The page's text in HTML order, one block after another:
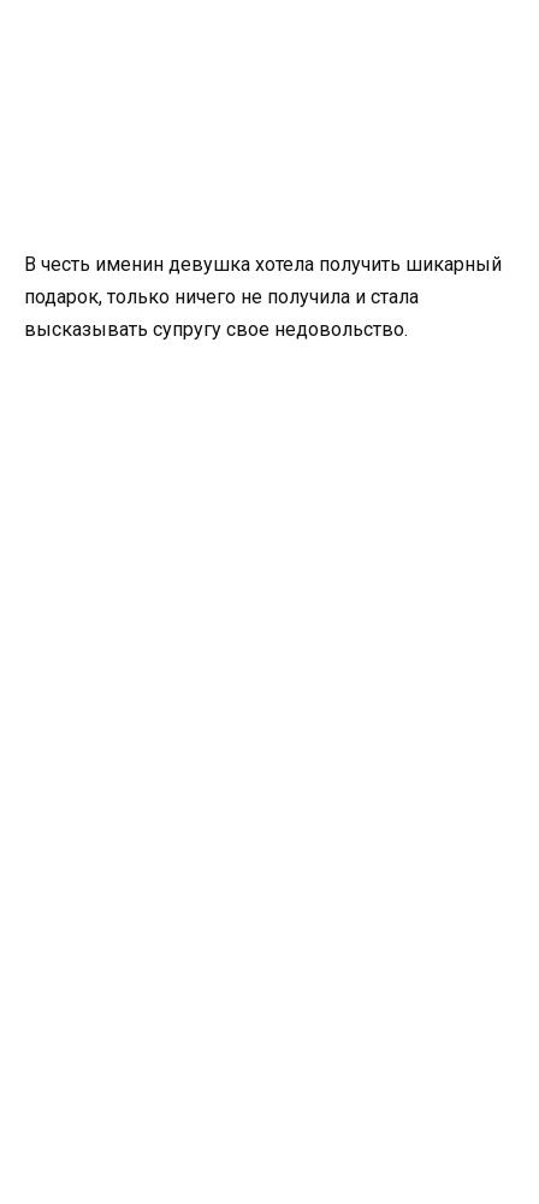
В честь именин девушка хотела получить шикарный
подарок, только ничего не получила и стала
высказывать супругу свое недовольство.